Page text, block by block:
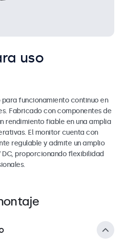
uso
para funcionamiento continuo en
Fabricado con componentes de
rendimiento fiable en una amplia
El monitor cuenta con
regulable y admite un amplio
proporcionando flexibilidad